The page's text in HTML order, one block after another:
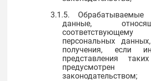
3.1.5. Обрабатываемые
данные,
персональных
получения, если
представления
предусмотрен
законодательством;